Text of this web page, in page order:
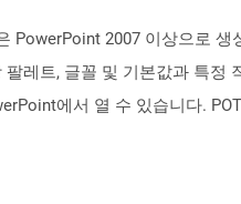
PowerPoint 2007 이상으로 생
레트, 글꼴 및 기본값과 특정
에서 열 수 있습니다.